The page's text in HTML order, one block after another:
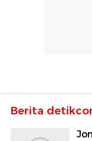
Berita